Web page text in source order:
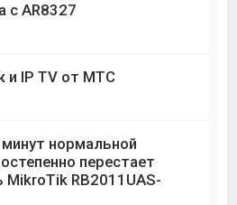
с AR8327
и IP TV от МТС
нормальной
перестает
MikroTik RB2011UAS-